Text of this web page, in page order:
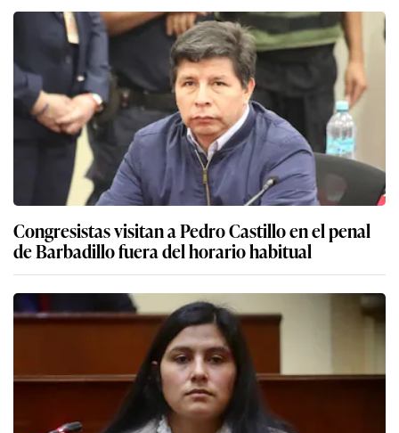
Congresistas visitan a Pedro Castillo en el penal
de Barbadillo fuera del horario habitual